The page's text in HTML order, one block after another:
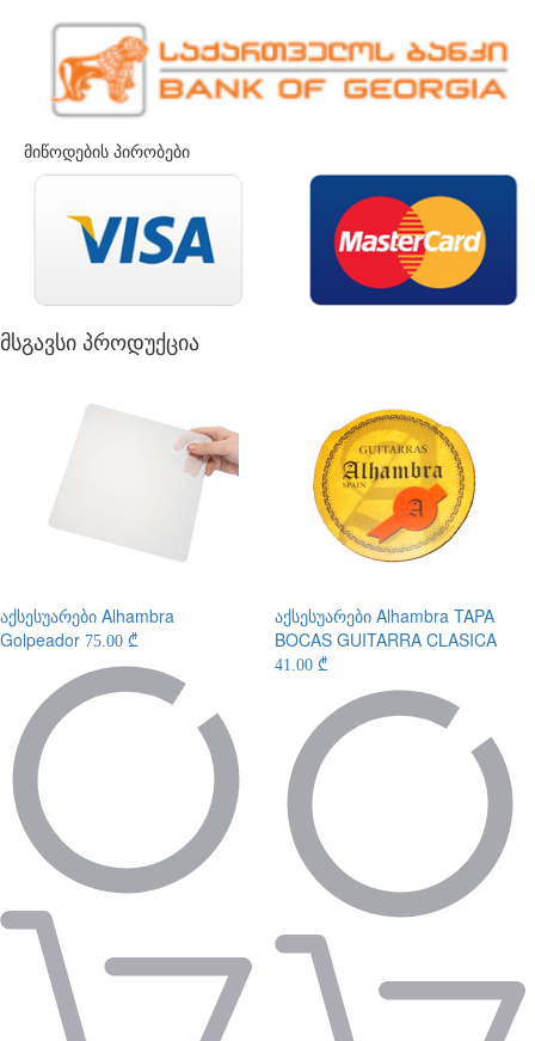
მიწოდების პირობები
მსგავსი პროდუქცია
აქსესუარები Alhambra
Golpeador 75.00 ₾
აქსესუარები Alhambra TAPA
BOCAS GUITARRA CLASICA
41.00 ₾